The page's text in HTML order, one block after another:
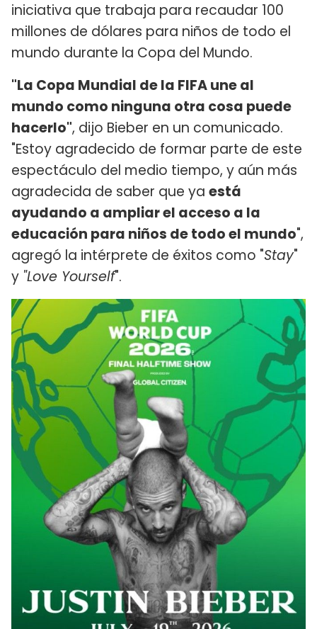
iniciativa que trabaja para recaudar 100
millones de dólares para niños de todo el
mundo durante la Copa del Mundo.
"La Copa Mundial de la FIFA une al
mundo como ninguna otra cosa puede
hacerlo", dijo Bieber en un comunicado.
"Estoy agradecido de formar parte de este
espectáculo del medio tiempo, y aún más
agradecida de saber que ya está
ayudando a ampliar el acceso a la
educación para niños de todo el mundo",
agregó la intérprete de éxitos como "Stay"
y "Love Yourself".